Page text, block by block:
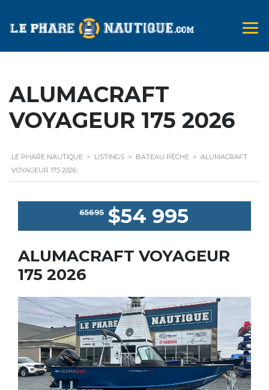
ALUMACRAFT
VOYAGEUR 175 2026
LE PHARE NAUTIQUE > LISTINGS > BATEAU PÊCHE > ALUMACRAFT
VOYAGEUR 175 2026
65695 $54 995
ALUMACRAFT VOYAGEUR
175 2026